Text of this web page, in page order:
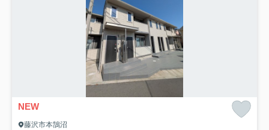
NEW
藤沢市本鵠沼